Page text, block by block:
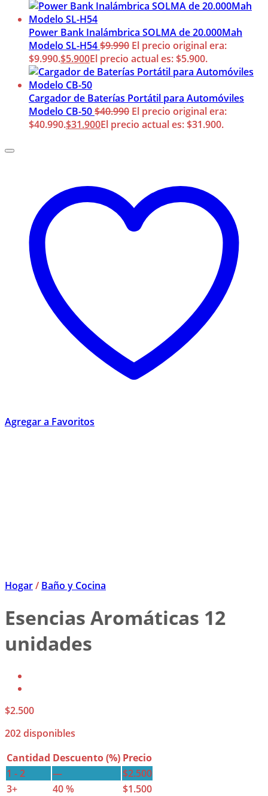
Power Bank Inalámbrica SOLMA de 20.000Mah
Modelo SL-H54$9.990 El precio original era:
$9.990.$5.900El precio actual es: $5.900.
Cargador de Baterías Portátil para Automóviles
Modelo CB-50$40.990 El precio original era:
$40.990.$31.900El precio actual es: $31.900.
Agregar a Favoritos
Hogar/ Baño y Cocina
Esencias Aromáticas 12
unidades
$2.500
202 disponibles
Cantidad Descuento (%) Precio
1 - 2
— $2.500
3+
40 % $1.500